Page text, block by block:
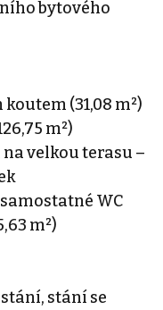
bytového
(31,08 m²)
m²)
na velkou terasu –
WC
m²)
stání se